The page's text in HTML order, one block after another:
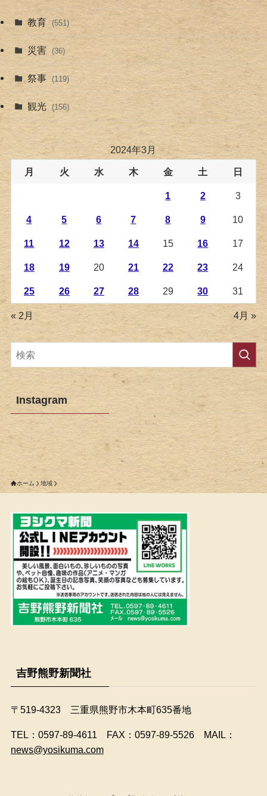
教育 (551)
災害 (36)
祭事 (119)
観光 (156)
2024年3月
月 火 水 木 金 土 日
1 2 3
4 5 6 7 8 9 10
11 12 13 14 15 16 17
18 19 20 21 22 23 24
25 26 27 28 29 30 31
« 2月 4月 »
Instagram
ホーム 地域
吉野熊野新聞社
〒519-4323 三重県熊野市木本町635番地
​TEL：0597-89-4611 FAX：0597-89-5526 MAIL：
news@yosikuma.com